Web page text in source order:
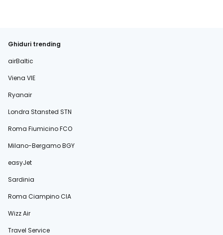
Ghiduri trending
airBaltic
Viena VIE
Ryanair
Londra Stansted STN
Roma Fiumicino FCO
Milano-Bergamo BGY
easyJet
Sardinia
Roma Ciampino CIA
Wizz Air
Travel Service